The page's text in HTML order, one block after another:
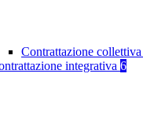
Contrattazione collettiva
integrativa 6